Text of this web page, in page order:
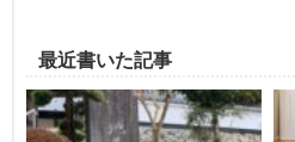
最近書いた記事